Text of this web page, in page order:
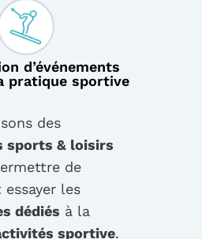
d’événements
pratique sportive
des
sports & loisirs
de
les
dédiés à la
sportive.